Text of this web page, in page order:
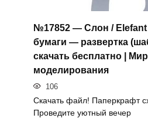
№17852 — Слон / Elefant
бумаги — развертка
скачать бесплатно |
моделирования
106
Скачать файл! Паперкрафт
Проведите уютный вечер